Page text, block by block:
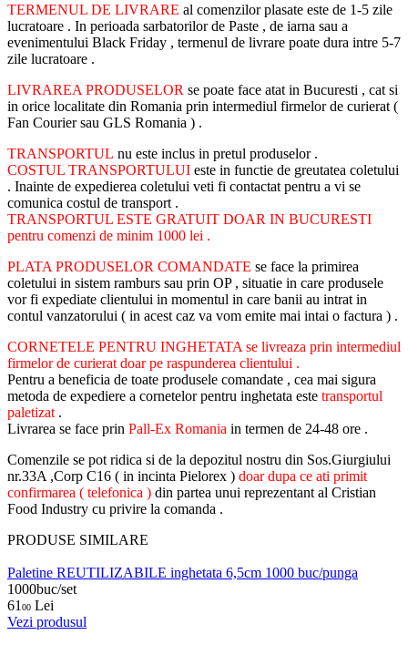
TERMENUL DE LIVRARE al comenzilor plasate este de 1-5 zile
lucratoare . In perioada sarbatorilor de Paste , de iarna sau a
evenimentului Black Friday , termenul de livrare poate dura intre 5-7
zile lucratoare .
LIVRAREA PRODUSELOR se poate face atat in Bucuresti , cat si
in orice localitate din Romania prin intermediul firmelor de curierat (
Fan Courier sau GLS Romania ) .
TRANSPORTUL nu este inclus in pretul produselor .
COSTUL TRANSPORTULUI este in functie de greutatea coletului
. Inainte de expedierea coletului veti fi contactat pentru a vi se
comunica costul de transport .
TRANSPORTUL ESTE GRATUIT DOAR IN BUCURESTI
pentru comenzi de minim 1000 lei .
PLATA PRODUSELOR COMANDATE se face la primirea
coletului in sistem ramburs sau prin OP , situatie in care produsele
vor fi expediate clientului in momentul in care banii au intrat in
contul vanzatorului ( in acest caz va vom emite mai intai o factura ) .
CORNETELE PENTRU INGHETATA se livreaza prin intermediul
firmelor de curierat doar pe raspunderea clientului .
Pentru a beneficia de toate produsele comandate , cea mai sigura
metoda de expediere a cornetelor pentru inghetata este transportul
paletizat .
Livrarea se face prin Pall-Ex Romania in termen de 24-48 ore .
Comenzile se pot ridica si de la depozitul nostru din Sos.Giurgiului
nr.33A ,Corp C16 ( in incinta Pielorex ) doar dupa ce ati primit
confirmarea ( telefonica ) din partea unui reprezentant al Cristian
Food Industry cu privire la comanda .
PRODUSE SIMILARE
Paletine REUTILIZABILE inghetata 6,5cm 1000 buc/punga
1000buc/set
61 00 Lei
Vezi produsul